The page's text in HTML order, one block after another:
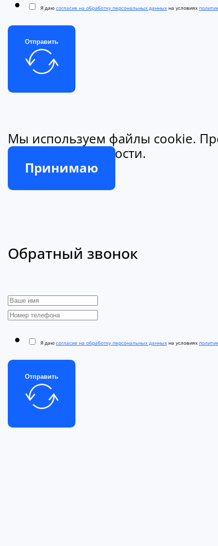
Я даю согласие на обработку персональных данных на условиях
Отправить
Мы используем файлы cookie.
конфиденциальности.
Принимаю
Обратный звонок
Я даю согласие на обработку персональных данных на условиях
Отправить